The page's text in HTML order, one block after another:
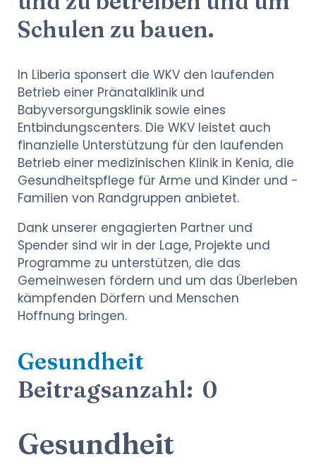
Schulen zu bauen.
In Liberia sponsert die WKV den laufenden
Betrieb einer Pränatalklinik und
Babyversorgungsklinik sowie eines
Entbindungscenters. Die WKV leistet auch
finanzielle Unterstützung für den laufenden
Betrieb einer medizinischen Klinik in Kenia, die
Gesundheitspflege für Arme und Kinder und ­
Familien von Randgruppen anbietet.
Dank unserer engagierten Partner und
Spender sind wir in der Lage, Projekte und
Programme zu unterstützen, die das
Gemeinwesen fördern und um das Überleben
kämpfenden Dörfern und Menschen
Hoffnung bringen.
Gesundheit
Beitragsanzahl: 0
Gesundheit